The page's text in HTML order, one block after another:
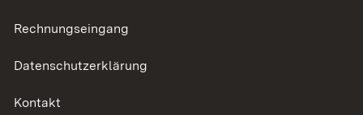
Rechnungseingang
Datenschutzerklärung
Kontakt